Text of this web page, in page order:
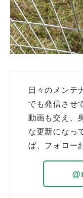
日々のメンテ
でも発信させ
動画も交え、
な更新になっ
ば、フォロー